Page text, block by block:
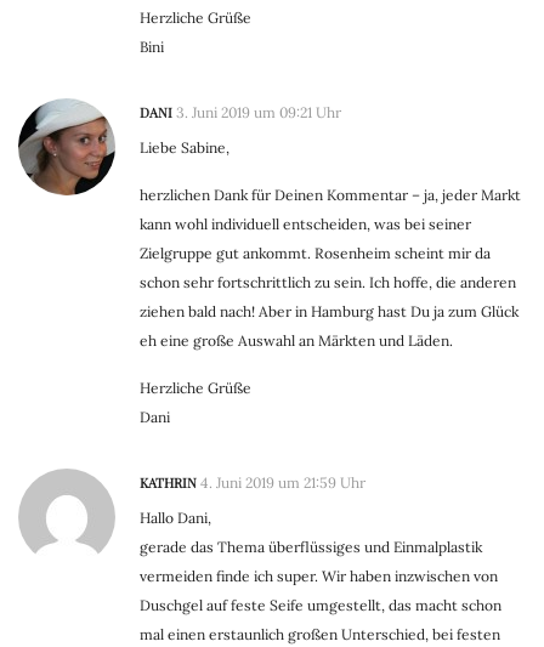
Herzliche Grüße
Bini
DANI 3. Juni 2019 um 09:21 Uhr
Liebe Sabine,
herzlichen Dank für Deinen Kommentar – ja, jeder Markt
kann wohl individuell entscheiden, was bei seiner
Zielgruppe gut ankommt. Rosenheim scheint mir da
schon sehr fortschrittlich zu sein. Ich hoffe, die anderen
ziehen bald nach! Aber in Hamburg hast Du ja zum Glück
eh eine große Auswahl an Märkten und Läden.
Herzliche Grüße
Dani
KATHRIN 4. Juni 2019 um 21:59 Uhr
Hallo Dani,
gerade das Thema überflüssiges und Einmalplastik
vermeiden finde ich super. Wir haben inzwischen von
Duschgel auf feste Seife umgestellt, das macht schon
mal einen erstaunlich großen Unterschied, bei festen